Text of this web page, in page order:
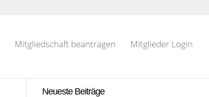
Mitgliedschaft beantragen Mitglieder Login
Neueste Beiträge